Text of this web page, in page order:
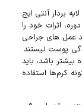
بردار آنتی ایج
اثرات خود را
عمل های جراحی
پوست نیستند.
بیشتر باشد، باید
کرم‌ها استفاده